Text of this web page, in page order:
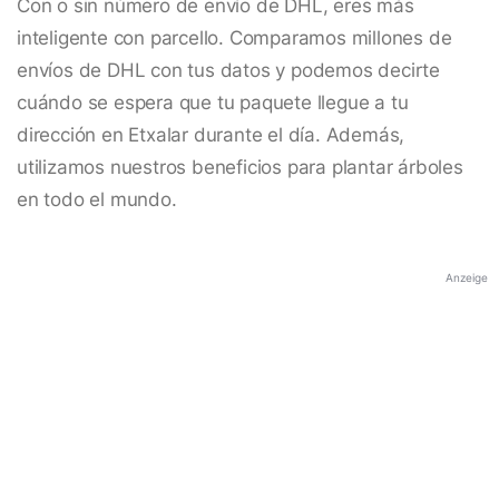
Con o sin número de envío de DHL, eres más
inteligente con parcello. Comparamos millones de
envíos de DHL con tus datos y podemos decirte
cuándo se espera que tu paquete llegue a tu
dirección en Etxalar durante el día. Además,
utilizamos nuestros beneficios para plantar árboles
en todo el mundo.
Anzeige